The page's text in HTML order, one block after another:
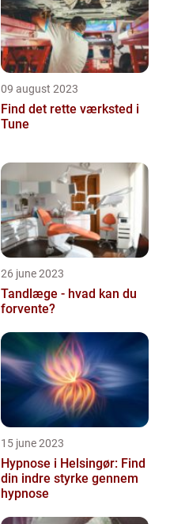
09 august 2023
Find det rette værksted i
Tune
26 june 2023
Tandlæge - hvad kan du
forvente?
15 june 2023
Hypnose i Helsingør: Find
din indre styrke gennem
hypnose